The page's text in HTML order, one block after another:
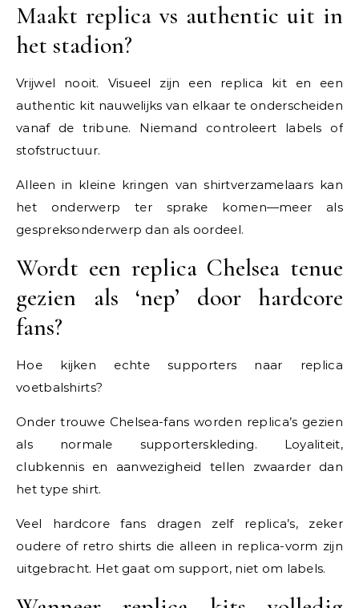
Maakt replica vs authentic uit in
het stadion?
Vrijwel nooit. Visueel zijn een replica kit en een
authentic kit nauwelijks van elkaar te onderscheiden
vanaf de tribune. Niemand controleert labels of
stofstructuur.
Alleen in kleine kringen van shirtverzamelaars kan
het onderwerp ter sprake komen—meer als
gespreksonderwerp dan als oordeel.
Wordt een replica Chelsea tenue
gezien als ‘nep’ door hardcore
fans?
Hoe kijken echte supporters naar replica
voetbalshirts?
Onder trouwe Chelsea-fans worden replica’s gezien
als normale supporterskleding. Loyaliteit,
clubkennis en aanwezigheid tellen zwaarder dan
het type shirt.
Veel hardcore fans dragen zelf replica’s, zeker
oudere of retro shirts die alleen in replica-vorm zijn
uitgebracht. Het gaat om support, niet om labels.